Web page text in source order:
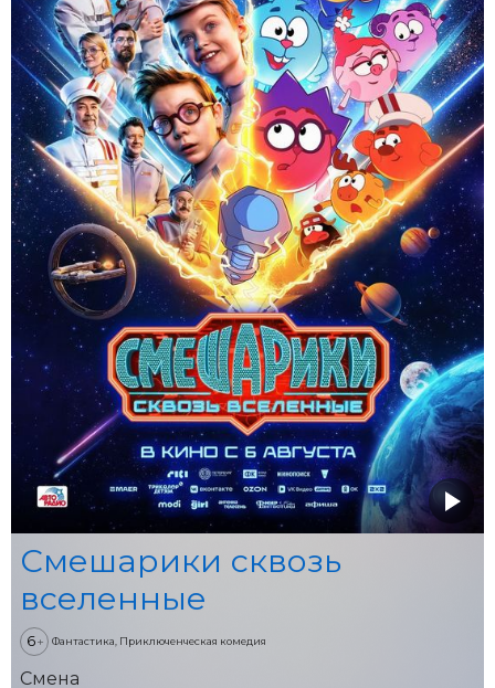
Смешарики сквозь
вселенные
6+ Фантастика, Приключенческая комедия
Смена